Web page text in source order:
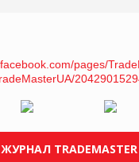
ЖУРНАЛ TRADEMASTER